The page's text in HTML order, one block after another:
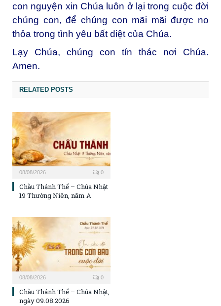
con nguyện xin Chúa luôn ở lại trong cuộc đời
chúng con, để chúng con mãi mãi được no
thỏa trong tình yêu bất diệt của Chúa.
Lạy Chúa, chúng con tín thác nơi Chúa.
Amen.
RELATED POSTS
08/08/2026 0
Chầu Thánh Thể – Chúa Nhật
19 Thường Niên, năm A
08/08/2026 0
Chầu Thánh Thể – Chúa Nhật,
ngày 09.08.2026